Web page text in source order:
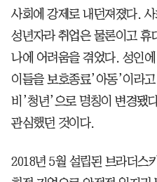
사회에 강제로 내던져졌다.
성년자라 취업은 물론이고 휴
나에 어려움을 겪었다. 성인
이들을 보호종료’아동’이라
비’청년’으로 명칭이 변경됐
관심했던 것이다.
2018년 5월 설립된 브라더스